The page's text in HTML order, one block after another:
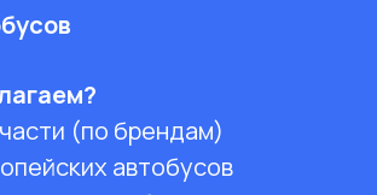
(по брендам)
автобусов